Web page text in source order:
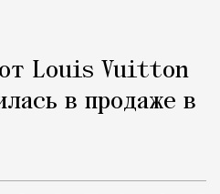
от Louis Vuitton
в продаже в